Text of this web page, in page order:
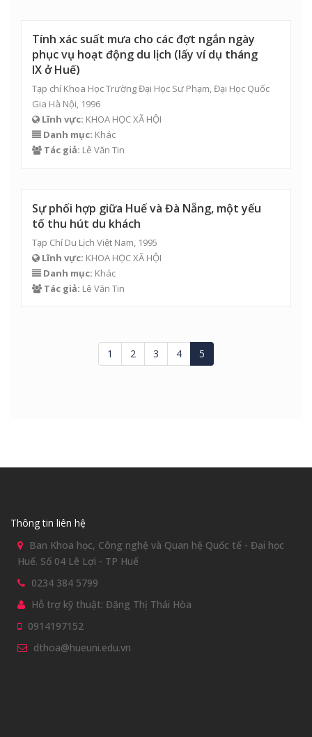
Tính xác suất mưa cho các đợt ngắn ngày
phục vụ hoạt động du lịch (lấy ví dụ tháng
IX ở Huế)
Tạp chí Khoa Học Trường Đại Học Sư Phạm, Đại Học Quốc
Gia Hà Nội, 1996
Lĩnh vực: KHOA HỌC XÃ HỘI
Danh mục: Khác
Tác giả: Lê Văn Tin
Sự phối hợp giữa Huế và Đà Nẵng, một yếu
tố thu hút du khách
Tạp Chí Du Lịch Việt Nam, 1995
Lĩnh vực: KHOA HỌC XÃ HỘI
Danh mục: Khác
Tác giả: Lê Văn Tin
1 2 3 4 5
Thông tin liên hệ
Ban Khoa học, Công nghệ và Quan hệ Quốc tế - Đại học
Huế. Số 04 Lê Lợi - TP Huế
0234 384 5799
Hỗ trợ kỹ thuật: Đặng Thị Thái Hòa
0914197152
dthoa@hueuni.edu.vn